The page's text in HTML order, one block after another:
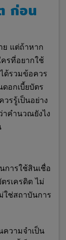
ก่อน
ย แต่ถ้าหาก
ครที่อยากใช้
ด้รวมข้อควร
อกเบี้ยบัตร
รรู้เป็นอย่าง
าคำนวณยังไง
การใช้สินเชื่อ
รเครดิต ไม่
ใช่สถาบันการ
ความจำเป็น